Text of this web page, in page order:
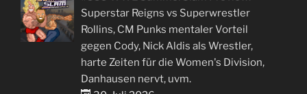
Superstar Reigns vs Superwrestler
Rollins, CM Punks mentaler Vorteil
gegen Cody, Nick Aldis als Wrestler,
harte Zeiten für die Women's Division,
Danhausen nervt, uvm.